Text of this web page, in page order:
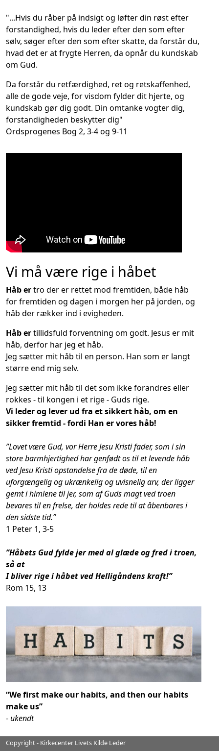
"...Hvis du råber på indsigt og løfter din røst efter
forstandighed, hvis du leder efter den som efter
sølv, søger efter den som efter skatte, da forstår du,
hvad det er at frygte Herren, da opnår du kundskab
om Gud.
Da forstår du retfærdighed, ret og retskaffenhed,
alle de gode veje, for visdom fylder dit hjerte, og
kundskab gør dig godt. Din omtanke vogter dig,
forstandigheden beskytter dig"
Ordsprogenes Bog 2, 3-4 og 9-11
Vi må være rige i håbet
Håb ertro der er rettet mod fremtiden, både håb
for fremtiden og dagen i morgen her på jorden, og
håb der rækker ind i evigheden.
Håb ertillidsfuld forventning om godt. Jesus er mit
håb, derfor har jeg et håb.
Jeg sætter mit håb til en person. Han som er langt
større end mig selv.
Jeg sætter mit håb til det som ikke forandres eller
rokkes - til kongen i et rige - Guds rige.
Vi leder og lever ud fra et sikkert håb, om en
sikker fremtid - fordi Han er vores håb!
”Lovet være Gud, vor Herre Jesu Kristi fader, som i sin
store barmhjertighed har genfødt os til et levende håb
ved Jesu Kristi opstandelse fra de døde, til en
uforgængelig og ukrænkelig og uvisnelig arv, der ligger
gemt i himlene til jer, som af Guds magt ved troen
bevares til en frelse, der holdes rede til at åbenbares i
den sidste tid.”
1 Peter 1, 3-5
”Håbets Gud fylde jer med al glæde og fred i troen,
så at
I bliver rige i håbet ved Helligåndens kraft!”
Rom 15, 13
“We first make our habits, and then our habits
make us”
- ukendt
Copyright - Kirkecenter Livets Kilde Leder